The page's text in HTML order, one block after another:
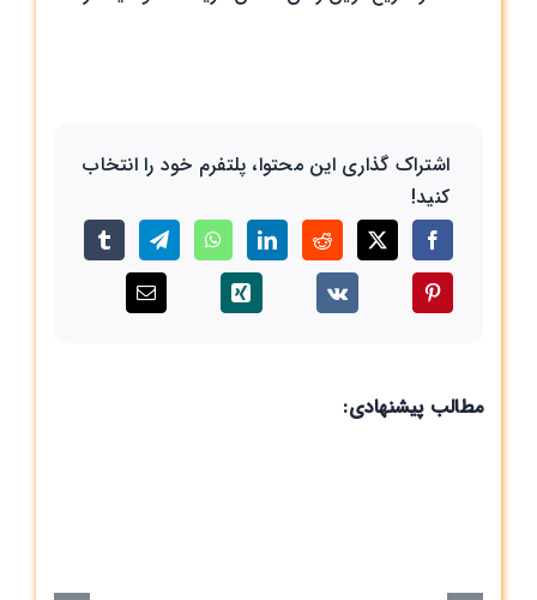
اشتراک گذاری این محتوا، پلتفرم خود را انتخاب
کنید!
مطالب پیشنهادی: